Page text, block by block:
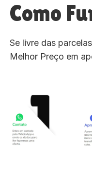
Como
Se livre das
Melhor Preço em